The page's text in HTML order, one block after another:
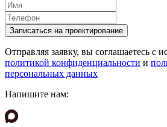
Отправляя заявку, вы соглашаетесь с
политикой конфиденциальности и
персональных данных
Напишите нам: